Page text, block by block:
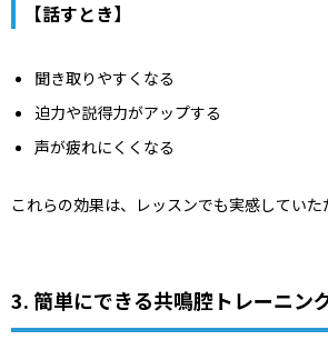
【話すとき】
聞き取りやすくなる
迫力や説得力がアップする
声が疲れにくくなる
これらの効果は、レッスンでも実感していた
3. 簡単にできる共鳴腔トレーニン